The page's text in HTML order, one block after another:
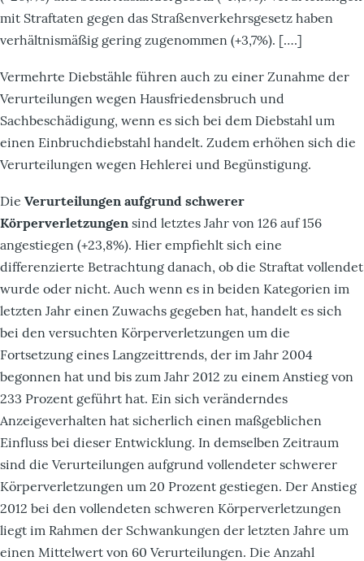
mit Straftaten gegen das Straßenverkehrsgesetz haben
verhältnismäßig gering zugenommen (+3,7%). [….]
Vermehrte Diebstähle führen auch zu einer Zunahme der
Verurteilungen wegen Hausfriedensbruch und
Sachbeschädigung, wenn es sich bei dem Diebstahl um
einen Einbruchdiebstahl handelt. Zudem erhöhen sich die
Verurteilungen wegen Hehlerei und Begünstigung.
Die Verurteilungen aufgrund schwerer
Körperverletzungen sind letztes Jahr von 126 auf 156
angestiegen (+23,8%). Hier empfiehlt sich eine
differenzierte Betrachtung danach, ob die Straftat vollendet
wurde oder nicht. Auch wenn es in beiden Kategorien im
letzten Jahr einen Zuwachs gegeben hat, handelt es sich
bei den versuchten Körperverletzungen um die
Fortsetzung eines Langzeittrends, der im Jahr 2004
begonnen hat und bis zum Jahr 2012 zu einem Anstieg von
233 Prozent geführt hat. Ein sich veränderndes
Anzeigeverhalten hat sicherlich einen maßgeblichen
Einfluss bei dieser Entwicklung. In demselben Zeitraum
sind die Verurteilungen aufgrund vollendeter schwerer
Körperverletzungen um 20 Prozent gestiegen. Der Anstieg
2012 bei den vollendeten schweren Körperverletzungen
liegt im Rahmen der Schwankungen der letzten Jahre um
einen Mittelwert von 60 Verurteilungen. Die Anzahl